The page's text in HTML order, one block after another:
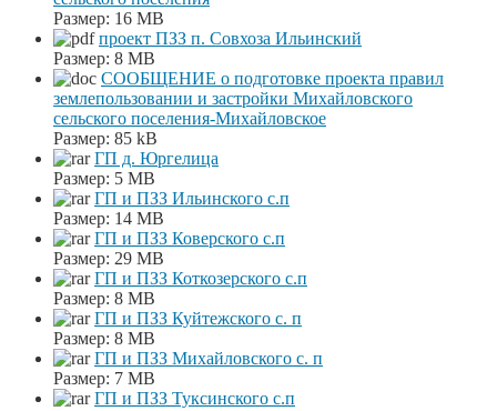
Размер: 16 MB
проект ПЗЗ п. Совхоза Ильинский
Размер: 8 MB
СООБЩЕНИЕ о подготовке проекта правил
землепользовании и застройки Михайловского
сельского поселения-Михайловское
Размер: 85 kB
ГП д. Юргелица
Размер: 5 MB
ГП и ПЗЗ Ильинского с.п
Размер: 14 MB
ГП и ПЗЗ Коверского с.п
Размер: 29 MB
ГП и ПЗЗ Коткозерского с.п
Размер: 8 MB
ГП и ПЗЗ Куйтежского с. п
Размер: 8 MB
ГП и ПЗЗ Михайловского с. п
Размер: 7 MB
ГП и ПЗЗ Туксинского с.п